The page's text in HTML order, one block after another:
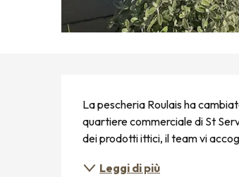
La pescheria Roulais ha
quartiere commerciale di St
dei prodotti ittici, il team vi
Leggi di più